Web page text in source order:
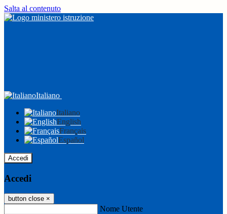
Salta al contenuto
Italiano
Italiano
English
Français
Español
Accedi
Accedi
button close ×
Nome Utente